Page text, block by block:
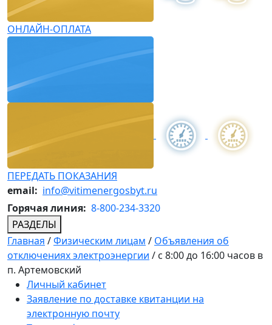
ОНЛАЙН-ОПЛАТА
ПЕРЕДАТЬ ПОКАЗАНИЯ
email: info@vitimenergosbyt.ru
Горячая линия: 8-800-234-3320
РАЗДЕЛЫ
Главная /Физическим лицам / Объявления об
отключениях электроэнергии / с 8:00 до 16:00 часов в
п. Артемовский
Личный кабинет
Заявление по доставке квитанции на
электронную почту